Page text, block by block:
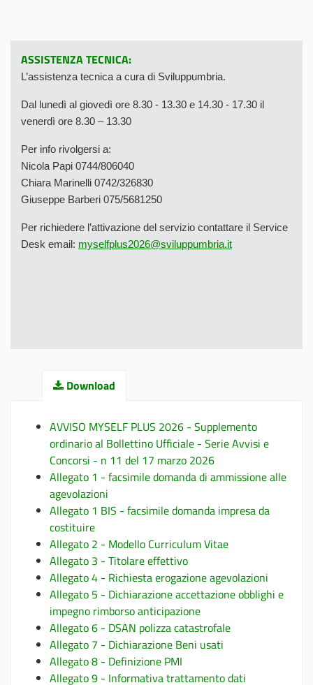
ASSISTENZA TECNICA:
L’assistenza tecnica a cura di Sviluppumbria.
Dal lunedì al giovedì ore 8.30 - 13.30 e 14.30 - 17.30 il
venerdì ore 8.30 – 13.30
Per info rivolgersi a:
Nicola Papi 0744/806040
Chiara Marinelli 0742/326830
Giuseppe Barberi 075/5681250
Per richiedere l’attivazione del servizio contattare il Service
Desk email: myselfplus2026@sviluppumbria.it
Download
AVVISO MYSELF PLUS 2026 - Supplemento
ordinario al Bollettino Ufficiale - Serie Avvisi e
Concorsi - n 11 del 17 marzo 2026
Allegato 1 - facsimile domanda di ammissione alle
agevolazioni
Allegato 1 BIS - facsimile domanda impresa da
costituire
Allegato 2 - Modello Curriculum Vitae
Allegato 3 - Titolare effettivo
Allegato 4 - Richiesta erogazione agevolazioni
Allegato 5 - Dichiarazione accettazione obblighi e
impegno rimborso anticipazione
Allegato 6 - DSAN polizza catastrofale
Allegato 7 - Dichiarazione Beni usati
Allegato 8 - Definizione PMI
Allegato 9 - Informativa trattamento dati